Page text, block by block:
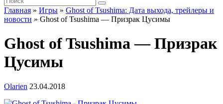
Главная » Игры » Ghost of Tsushima: Дата выхода, трейлеры и
новости » Ghost of Tsushima — Призрак Цусимы
Ghost of Tsushima — Призрак
Цусимы
Olarien 23.04.2018